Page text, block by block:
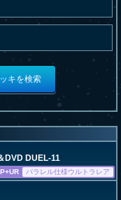
キを検索
DVD DUEL-11
P+UR
パラレル仕様ウルトラレア